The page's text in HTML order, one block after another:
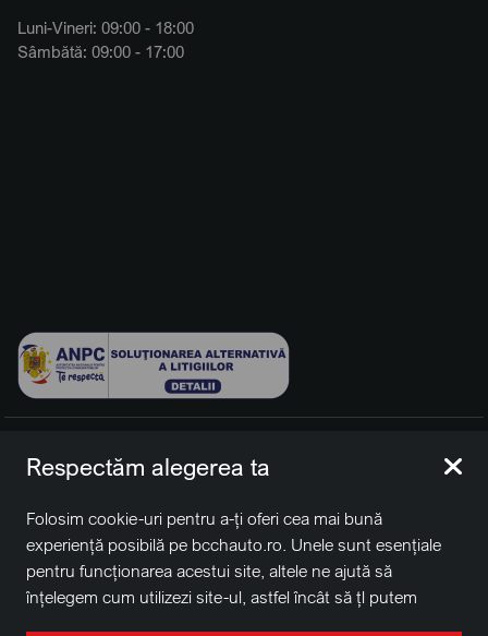
Luni-Vineri: 09:00 - 18:00
Sâmbătă: 09:00 - 17:00
rezervate.
BCCH Auto Switzerland este o marcă a societății
BCCH
Group Switzerland AG
Sediu social: David Business Center, Str. Erou Iancu Nicolae
nr. 29, Voluntari, Ilfov
Respectăm alegerea ta
Folosim cookie-uri pentru a-ți oferi cea mai bună
experiență posibilă pe bcchauto.ro. Unele sunt esențiale
pentru funcționarea acestui site, altele ne ajută să
înțelegem cum utilizezi site-ul, astfel încât să țl putem